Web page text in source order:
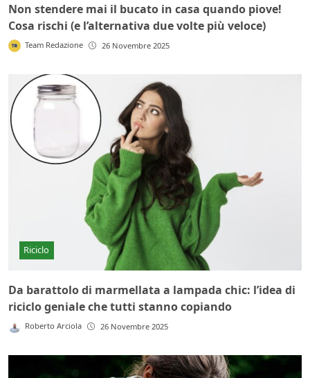
Non stendere mai il bucato in casa quando piove!
Cosa rischi (e l’alternativa due volte più veloce)
Team Redazione 26 Novembre 2025
Riciclo
Da barattolo di marmellata a lampada chic: l’idea di
riciclo geniale che tutti stanno copiando
Roberto Arciola 26 Novembre 2025